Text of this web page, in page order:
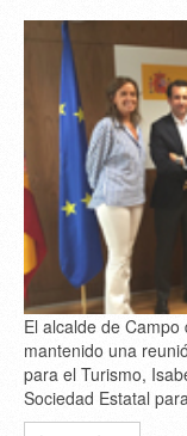
El alcalde de
mantenido una
para el Turismo,
Sociedad Estatal